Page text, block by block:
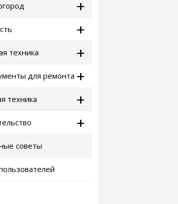
техника
для ремонта
техника
советы